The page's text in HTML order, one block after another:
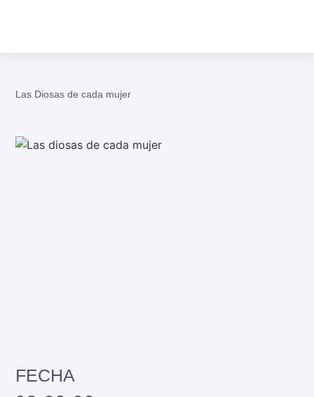
Las Diosas de cada mujer
FECHA